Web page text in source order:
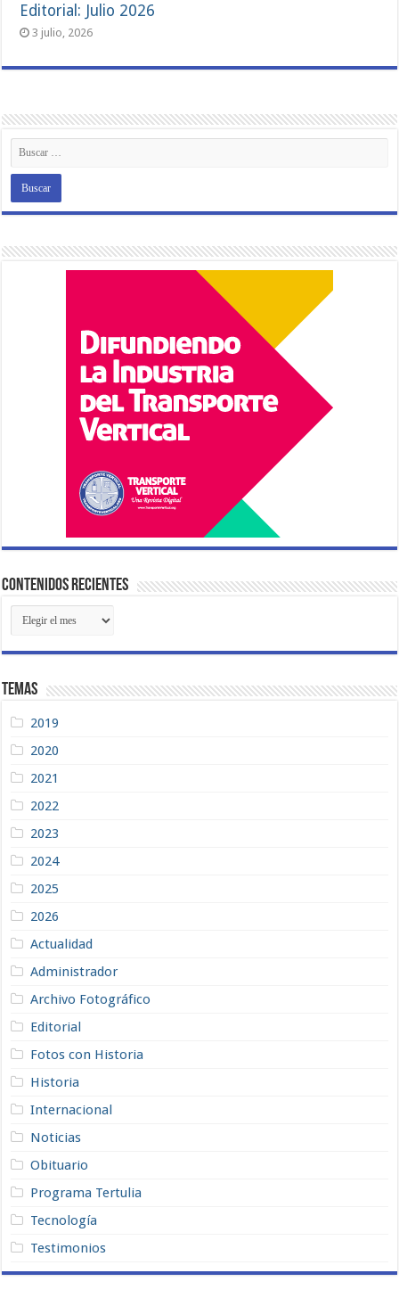
Editorial: Julio 2026
3 julio, 2026
Contenidos Recientes
Contenidos
Recientes
Temas
2019
2020
2021
2022
2023
2024
2025
2026
Actualidad
Administrador
Archivo Fotográfico
Editorial
Fotos con Historia
Historia
Internacional
Noticias
Obituario
Programa Tertulia
Tecnología
Testimonios